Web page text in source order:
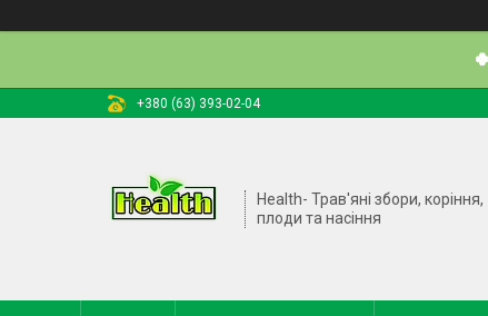
+380 (63) 393-02-04
Health- Трав'яні збори, коріння,
плоди та насіння